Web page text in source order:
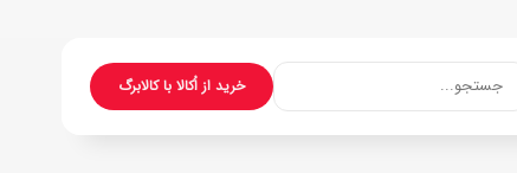
خرید از اُکالا با کالابرگجستجو...